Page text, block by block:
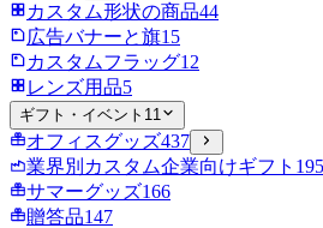
カスタム形状の商品44
広告バナーと旗15
カスタムフラッグ12
レンズ用品5
ギフト・イベント 11
オフィスグッズ437
業界別カスタム企業向けギフト 195
サマーグッズ166
贈答品147